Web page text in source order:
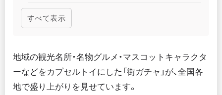
La･Cotte（ラ・コッテ）
食堂 六太郎
すべて表示
地域の観光名所・名物グルメ・マスコットキャラクタ
ーなどをカプセルトイにした「街ガチャ」が、全国各
地で盛り上がりを見せています。